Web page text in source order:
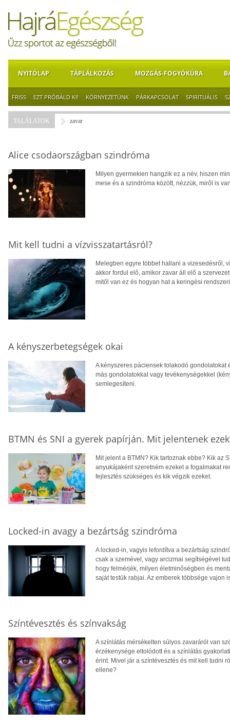
NYITÓLAP TÁPLÁLKOZÁS MOZGÁS-FOGYÓKÚRA
FRISS EZT PRÓBÁLD KI! KÖRNYEZETÜNK PÁRKAPCSOLAT SPIRITUÁLIS
TALÁLATOK zavar
Alice csodaországban szindróma
Milyen gyermekien hangzik ez a név, hiszen
mese és a szindróma között, nézzük, miről is
Mit kell tudni a vízvisszatartásról?
Melegben egyre többet hallani a vizesedésről,
akkor fordul elő, amikor zavar áll elő a
mitől van ez és hogyan hat a keringési
A kényszerbetegségek okai
A kényszeres páciensek tolakodó
más gondolatokkal vagy tevékenységekkel
semlegesíteni.
BTMN és SNI a gyerek papírján. Mit jelentenek
Mit jelent a BTMN? Kik tartoznak ebbe? Kik az
anyukájaként szeretném ezeket a fogalmakat
fejlesztés szükséges és kik végzik ezeket.
Locked-in avagy a bezártság szindróma
A locked-in, vagyis lefordítva a bezártság
csak a szemével, vagy arcizmai segítségével
hogy felmérjék, milyen életminőségben és
saját testük rabjai. Az emberek többsége vajon
Színtévesztés és színvakság
A színlátás mérsékelten súlyos zavaráról van
érzékenysége eltolódott és a színlátás
érint. Mivel jár a színtévesztés és mit kell tudni
ellene?